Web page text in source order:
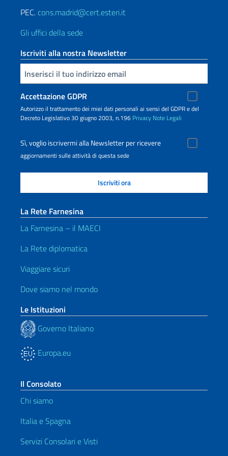
PEC. cons.madrid@cert.esteri.it
Gli uffici della sede
Iscriviti alla nostra Newsletter
Inserisci la tua email
Accettazione GDPR
Autorizzo il trattamento dei miei dati personali ai sensi del GDPR e del
Decreto Legislativo 30 giugno 2003, n.196 Privacy Note Legali
Sì, voglio iscrivermi alla Newsletter per ricevere
aggiornamenti sulle attività di questa sede
La Rete Farnesina
La Farnesina – il MAECI
La Rete diplomatica
Viaggiare sicuri
Dove siamo nel mondo
Le Istituzioni
Governo Italiano
Europa.eu
Il Consolato
Chi siamo
Italia e Spagna
Servizi Consolari e Visti